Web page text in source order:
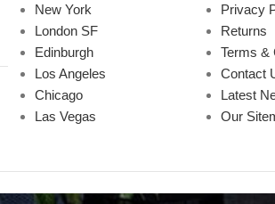
New York
London SF
Edinburgh
Los Angeles
Chicago
Las Vegas
Privacy
Returns
Terms &
Contact
Latest
Our